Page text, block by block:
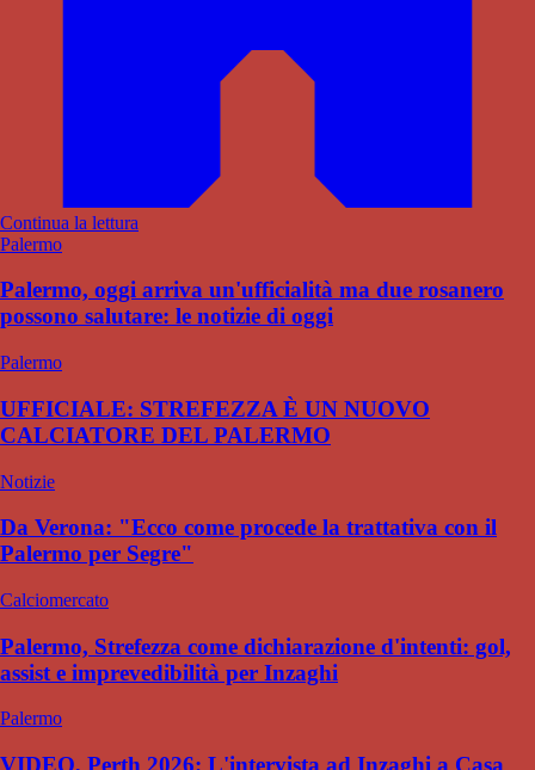
Continua la lettura
Palermo
Palermo, oggi arriva un'ufficialità ma due rosanero
possono salutare: le notizie di oggi
Palermo
UFFICIALE: STREFEZZA È UN NUOVO
CALCIATORE DEL PALERMO
Notizie
Da Verona: "Ecco come procede la trattativa con il
Palermo per Segre"
Calciomercato
Palermo, Strefezza come dichiarazione d'intenti: gol,
assist e imprevedibilità per Inzaghi
Palermo
VIDEO, Perth 2026: L'intervista ad Inzaghi a Casa